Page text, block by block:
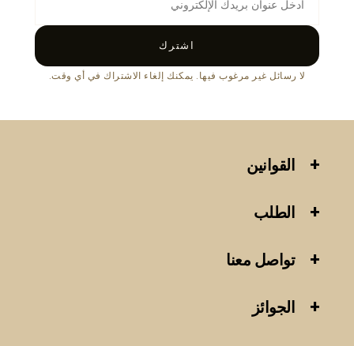
اشترك
لا رسائل غير مرغوب فيها. يمكنك إلغاء الاشتراك في أي وقت.
القوانين
الطلب
تواصل معنا
الجوائز